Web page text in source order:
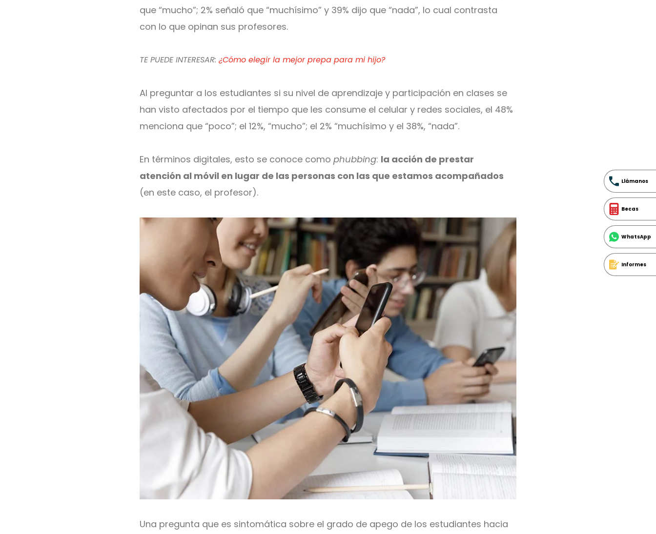
que “mucho”; 2% señaló que “muchísimo” y 39% dijo que “nada”, lo cual contrasta
con lo que opinan sus profesores.
TE PUEDE INTERESAR:¿Cómo elegir la mejor prepa para mi hijo?
Al preguntar a los estudiantes si su nivel de aprendizaje y participación en clases se
han visto afectados por el tiempo que les consume el celular y redes sociales, el 48%
menciona que “poco”; el 12%, “mucho”; el 2% “muchísimo y el 38%, “nada”.
En términos digitales, esto se conoce comophubbing: la acción de prestar
atención al móvil en lugar de las personas con las que estamos acompañados
(en este caso, el profesor).
Una pregunta que es sintomática sobre el grado de apego de los estudiantes hacia
Llámanos
Becas
WhatsApp
Informes